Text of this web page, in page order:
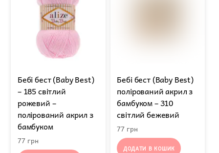
Бебі бест (Baby Best)
– 185 світлий
рожевий –
полірований акрил з
бамбуком
77 грн
Бебі бест (Baby Best)
полірований акрил з
бамбуком – 310
світлий бежевий
77 грн
ДОДАТИ В КОШИК